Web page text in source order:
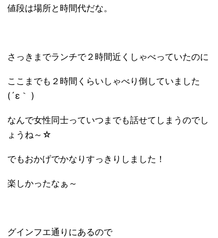
値段は場所と時間代だな。
さっきまでランチで２時間近くしゃべっていたのに
ここまでも２時間くらいしゃべり倒していました
(´ε｀ )
なんで女性同士っていつまでも話せてしまうのでし
ょうね～☆
でもおかげでかなりすっきりしました！
楽しかったなぁ～
グインフエ通りにあるので